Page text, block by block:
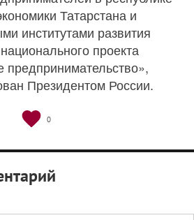
Татарстана и
институтами развития
проекта
Президентом России.
0